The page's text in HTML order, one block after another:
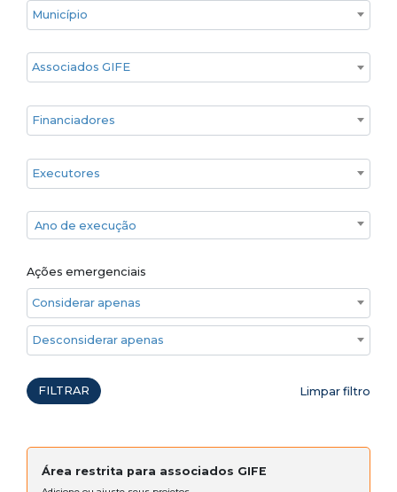
Cidade
Associados GIFE
Financiadores
Executores
Ano de execução
Ano de execução
Ações emergenciais
Considerar apenas ações emergenciais
Desconsiderar apenas ações emergenciais
FILTRAR Limpar filtro
Área restrita para associados GIFE